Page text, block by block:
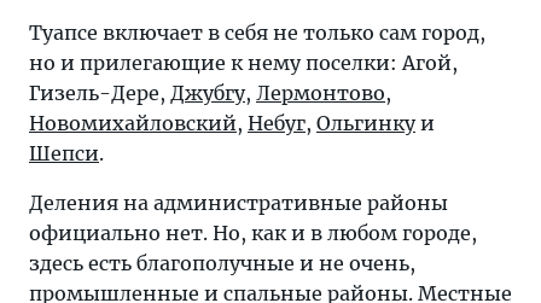
Туапсе включает в себя не только сам город,
но и прилегающие к нему поселки: Агой,
Гизель-Дере, Джубгу, Лермонтово,
Новомихайловский, Небуг, Ольгинкуи
Шепси.
Деления на административные районы
официально нет. Но, как и в любом городе,
здесь есть благополучные и не очень,
промышленные и спальные районы. Местные